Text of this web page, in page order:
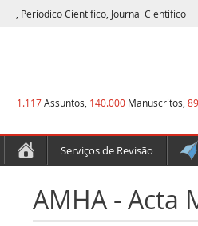
, Periodico Cientifico, Journal Cientifico
1.117Assuntos, 140.000 Manuscritos, 89
Serviços de Revisão
AMHA - Acta